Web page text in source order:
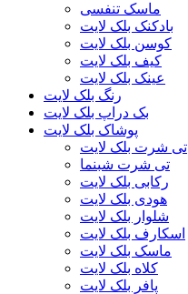
ماسک تنفسی
بادکنک بلک لایت
کوسن بلک لایت
کیف بلک لایت
عینک بلک لایت
رنگ بلک لایت
بک دراپ بلک لایت
پوشاک بلک لایت
تی شرت بلک لایت
تی شرت شبنما
رکابی بلک لایت
هودی بلک لایت
شلوار بلک لایت
اسکارف بلک لایت
ماسک بلک لایت
کلاه بلک لایت
پافر بلک لایت